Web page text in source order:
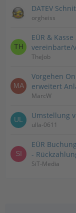
DATEV
orgheiss
EÜR &
vereinbarte/
TheJob
Vorgehen
erweitert
MarcW
Umstellung
ulla-0611
EÜR
-
SiT-Media